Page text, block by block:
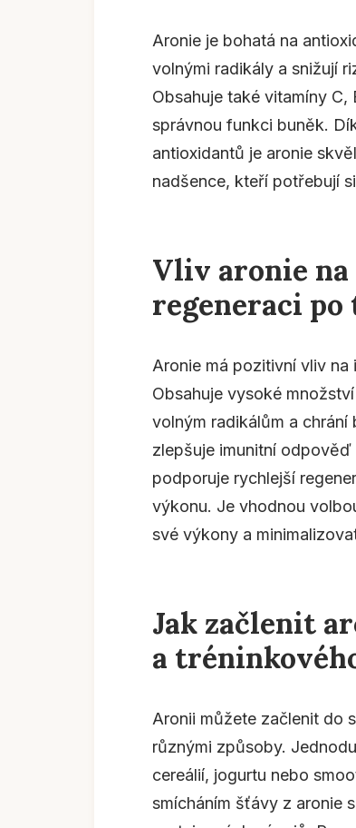
Aronie je bohatá na
volnými radikály a snižují
Obsahuje také vitamíny
správnou funkci buněk.
antioxidantů je aronie
nadšence, kteří potřebují
Vliv aronie
regeneraci
Aronie má pozitivní vliv na
Obsahuje vysoké
volným radikálům a
zlepšuje imunitní
podporuje rychlejší
výkonu. Je vhodnou
své výkony a
Jak začlenit
a
Aronii můžete začlenit do
různými způsoby.
cereálií, jogurtu nebo
smícháním šťávy z aronie